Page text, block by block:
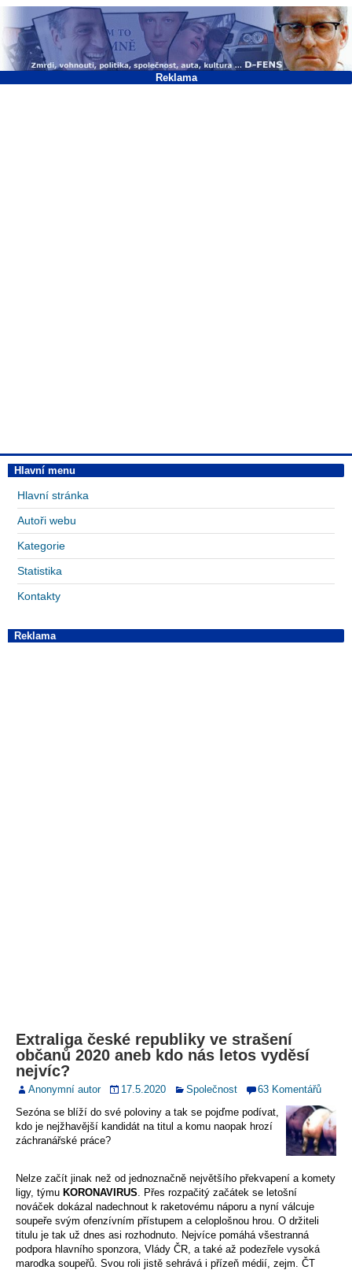
Reklama
Hlavní menu
Hlavní stránka
Autoři webu
Kategorie
Statistika
Kontakty
Reklama
Extraliga české republiky ve strašení
občanů 2020 aneb kdo nás letos vyděsí
nejvíc?
Anonymní autor 17.5.2020 Společnost
63 Komentářů
Sezóna se blíží do své poloviny a tak se pojďme podívat,
kdo je nejžhavější kandidát na titul a komu naopak hrozí
záchranářské práce?
Nelze začít jinak než od jednoznačně největšího překvapení a komety
ligy, týmu KORONAVIRUS . Přes rozpačitý začátek se letošní
nováček dokázal nadechnout k raketovému náporu a nyní válcuje
soupeře svým ofenzívním přístupem a celoplošnou hrou. O držiteli
titulu je tak už dnes asi rozhodnuto. Nejvíce pomáhá všestranná
podpora hlavního sponzora, Vlády ČR, a také až podezřele vysoká
marodka soupeřů. Svou roli jistě sehrává i přízeň médií, zejm. ČT